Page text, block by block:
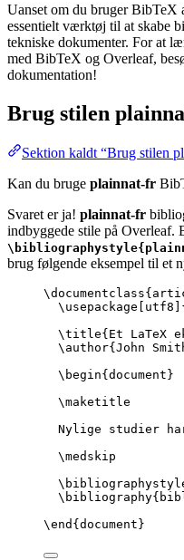
Uanset om du bruger BibTeX
essentielt værktøj til at skabe
tekniske dokumenter. For at
med BibTeX og Overleaf,
dokumentation!
Brug stilen
Sektion kaldt “Brug stilen
Kan du bruge plainnat-fr
Svaret er ja! plainnat-fr
indbyggede stile på Overleaf.
brug følgende eksempel til et
\documentclass{
\usepackage
utf8
\title{Et LaTeX
\author{John
\begin{ document }
\maketitle
Nylige studier
\medskip
\bibliography
\end { document }